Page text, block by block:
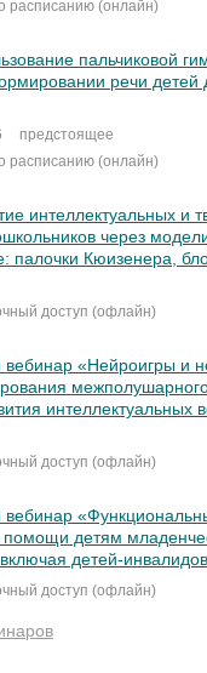
расписанию (онлайн)
пальчиковой
речи детей
предстоящее
расписанию (онлайн)
интеллектуальных и
через
палочки Кюизенера,
доступ (офлайн)
«Нейроигры и
интеллектуальных
доступ (офлайн)
детям
детей-
доступ (офлайн)